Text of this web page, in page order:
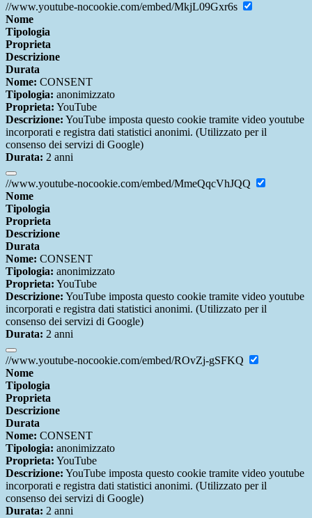
//www.youtube-nocookie.com/embed/MkjL09Gxr6s
Nome
Tipologia
Proprieta
Descrizione
Durata
Nome: CONSENT
Tipologia: anonimizzato
Proprieta: YouTube
Descrizione: YouTube imposta questo cookie tramite video youtube
incorporati e registra dati statistici anonimi. (Utilizzato per il
consenso dei servizi di Google)
Durata: 2 anni
//www.youtube-nocookie.com/embed/MmeQqcVhJQQ
Nome
Tipologia
Proprieta
Descrizione
Durata
Nome: CONSENT
Tipologia: anonimizzato
Proprieta: YouTube
Descrizione: YouTube imposta questo cookie tramite video youtube
incorporati e registra dati statistici anonimi. (Utilizzato per il
consenso dei servizi di Google)
Durata: 2 anni
//www.youtube-nocookie.com/embed/ROvZj-gSFKQ
Nome
Tipologia
Proprieta
Descrizione
Durata
Nome: CONSENT
Tipologia: anonimizzato
Proprieta: YouTube
Descrizione: YouTube imposta questo cookie tramite video youtube
incorporati e registra dati statistici anonimi. (Utilizzato per il
consenso dei servizi di Google)
Durata: 2 anni